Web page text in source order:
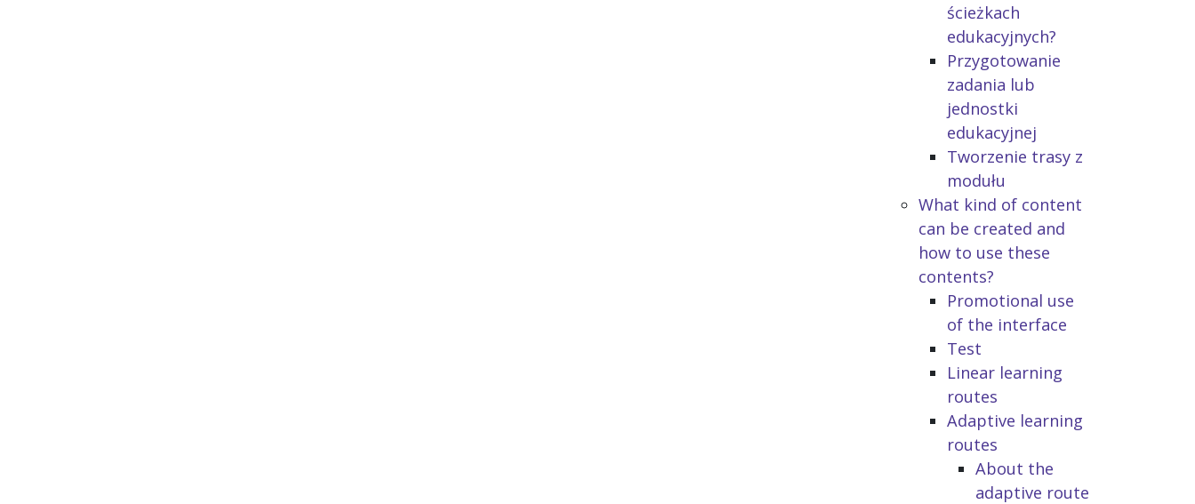
ścieżkach
edukacyjnych?
Przygotowanie
zadania lub
jednostki
edukacyjnej
Tworzenie trasy z
modułu
What kind of content
can be created and
how to use these
contents?
Promotional use
of the interface
Test
Linear learning
routes
Adaptive learning
routes
About the
adaptive route